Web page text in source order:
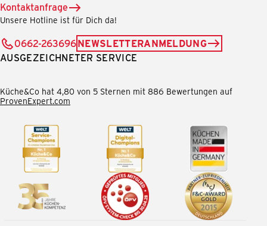
Kontaktanfrage
Unsere Hotline ist für Dich da!
0662-263696NEWSLETTERANMELDUNG
AUSGEZEICHNETER SERVICE
Küche&Co hat 4,80 von 5 Sternen mit 886 Bewertungen auf
ProvenExpert.com